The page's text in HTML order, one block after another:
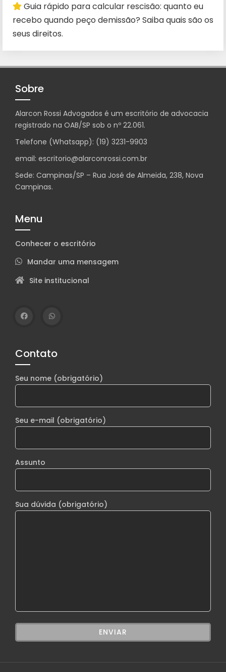
Guia rápido para calcular rescisão: quanto eu
recebo quando peço demissão? Saiba quais são os
seus direitos.
Sobre
Alarcon Rossi Advogados é um escritório de advocacia
registrado na OAB/SP sob o nº 22.061.
Telefone (Whatsapp): (19) 3231-9903
email: escritorio@alarconrossi.com.br
Sede: Campinas/SP – Rua José de Almeida, 238, Nova
Campinas.
Menu
Conhecer o escritório
Mandar uma mensagem
Site institucional
Contato
Seu nome (obrigatório)
Seu e-mail (obrigatório)
Assunto
Sua dúvida (obrigatório)